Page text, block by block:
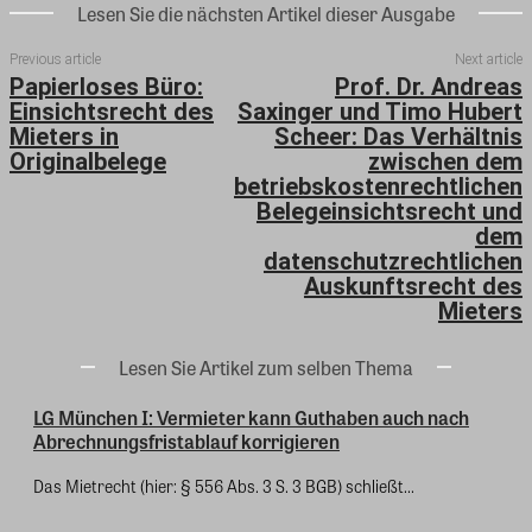
Lesen Sie die nächsten Artikel dieser Ausgabe
Previous article
Papierloses Büro:
Einsichtsrecht des
Mieters in
Originalbelege
Next article
Prof. Dr. Andreas
Saxinger und Timo Hubert
Scheer: Das Verhältnis
zwischen dem
betriebskostenrechtlichen
Belegeinsichtsrecht und
dem
datenschutzrechtlichen
Auskunftsrecht des
Mieters
Lesen Sie Artikel zum selben Thema
LG München I: Vermieter kann Guthaben auch nach
Abrechnungsfristablauf korrigieren
Das Mietrecht (hier: § 556 Abs. 3 S. 3 BGB) schließt...